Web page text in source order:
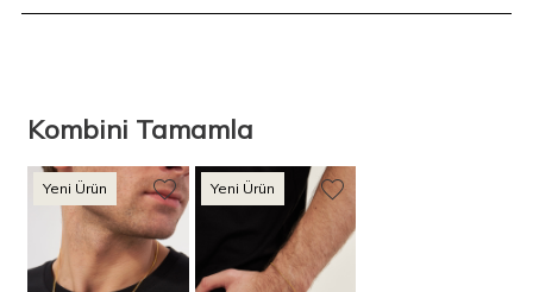
Kombini Tamamla
Yeni Ürün Yeni Ürün